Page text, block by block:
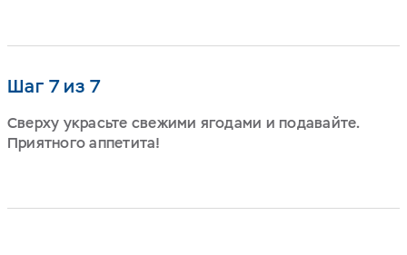
Шаг 7 из 7
Сверху украсьте свежими ягодами и подавайте.
Приятного аппетита!